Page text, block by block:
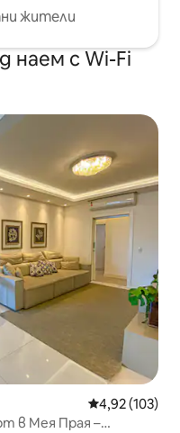
жители
с Wi-Fi
Средна
4,92 (103)
в Мея Прая –